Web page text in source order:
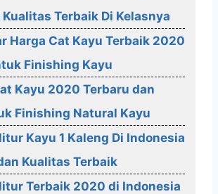
Terbaik Di Kelasnya
Harga Cat Kayu Terbaik 2020
Finishing Kayu
Kayu 2020 Terbaru dan
Finishing Natural Kayu
Kayu 1 Kaleng Di Indonesia
Kualitas Terbaik
Terbaik 2020 di Indonesia